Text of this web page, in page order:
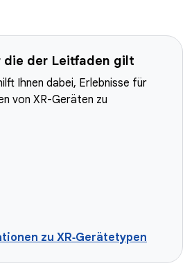
die der Leitfaden gilt
Ihnen dabei, Erlebnisse für
von XR-Geräten zu
zu XR‑Gerätetypen